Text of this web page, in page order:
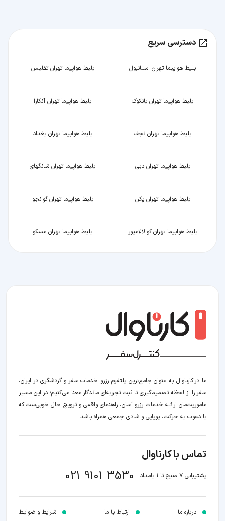
دسترسی سریع
بلیط هواپیما تهران استانبول بلیط هواپیما تهران تفلیس
بلیط هواپیما تهران بانکوک بلیط هواپیما تهران آنکارا
بلیط هواپیما تهران نجف بلیط هواپیما تهران بغداد
بلیط هواپیما تهران دبی بلیط هواپیما تهران شانگهای
بلیط هواپیما تهران پکن بلیط هواپیما تهران گوانجو
بلیط هواپیما تهران کوالالامپور بلیط هواپیما تهران مسکو
ما در کارناوال به عنوان جامع‌ترین پلتفرم رزرو خدمات سفر و گردشگری در ایران،
سفر را از لحظه‌ تصمیم‌گیری تا ثبت تجربه‌ای ماندگار معنا می‌کنیم؛ در این مسیر‍
ماموریت‌مان اراﺋــﻪ خدمات رزرو آسان، راهنمای واقعی و ترویج حال خوبی‌ست که
با دعوت به حرکت، پویایی و شادی جمعی همراه باشد.
تماس با کارناوال
پشتیبانی 7 صبح تا 1 بامداد: 021 9101 3530
درباره ما ارتباط با ما شرایط و ضوابـط